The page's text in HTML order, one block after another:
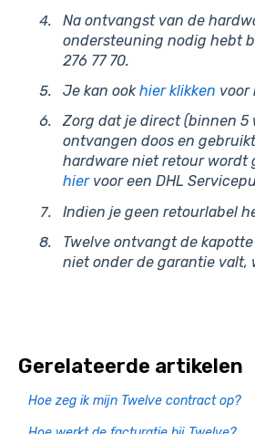
Na ontvangst van de
ondersteuning nodig hebt
276 77 70.
Je kan ookhier klikken voor
Zorg dat je direct (binnen
ontvangen doos en
hardware niet retour wordt
hiervoor een DHL
Indien je geen retourlabel
Twelve ontvangt de
niet onder de garantie
Gerelateerde artikelen
Hoe zeg ik mijn Twelve contract op?